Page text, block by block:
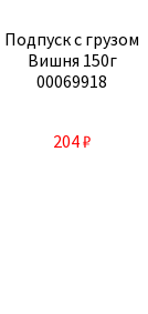
Подпуск с грузом
Вишня 150г
00069918
204₽